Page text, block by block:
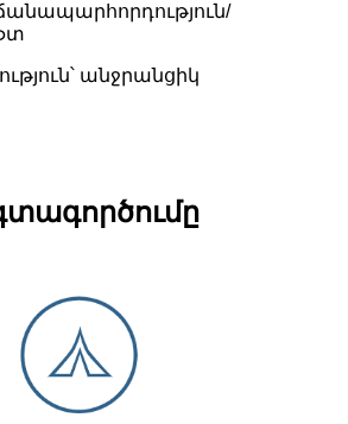
անջրանցիկ